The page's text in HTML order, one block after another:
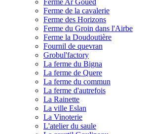
Ferme Ar Goued
Ferme de la cavalerie
Ferme des Horizons
Ferme du Groin dans l'Airbe
Ferme la Doudoutière
Fournil de quevran
Grobul'factory
La ferme du Bigna
La ferme de Quere
La ferme du commun
La ferme d'autrefois
La Rainette
La ville Eslan
La Vinoterie
L'atelier du saule